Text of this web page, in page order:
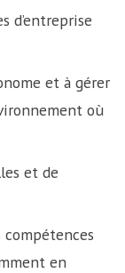
d’entreprise
et à gérer
où
et de
compétences
en